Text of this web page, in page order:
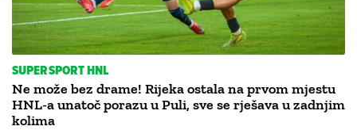
SUPERSPORT HNL
Ne može bez drame! Rijeka ostala na prvom mjestu
HNL-a unatoč porazu u Puli, sve se rješava u zadnjim
kolima